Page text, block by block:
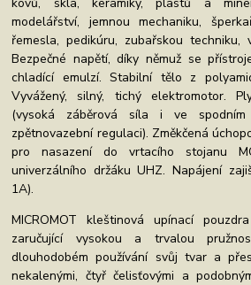
modelářství, jemnou mechaniku,
řemesla, pedikúru, zubařskou
Bezpečné napětí, díky němuž se
chladící emulzí. Stabilní tělo z
Vyvážený, silný, tichý elektromotor.
(vysoká záběrová síla i ve
zpětnovazební regulaci). Změkčená
pro nasazení do vrtacího stojanu
univerzálního držáku UHZ. Napájení
1A).
MICROMOT kleštinová upínací
zaručující vysokou a trvalou
dlouhodobém používání svůj tvar a
nekalenými, čtyř čelisťovými a